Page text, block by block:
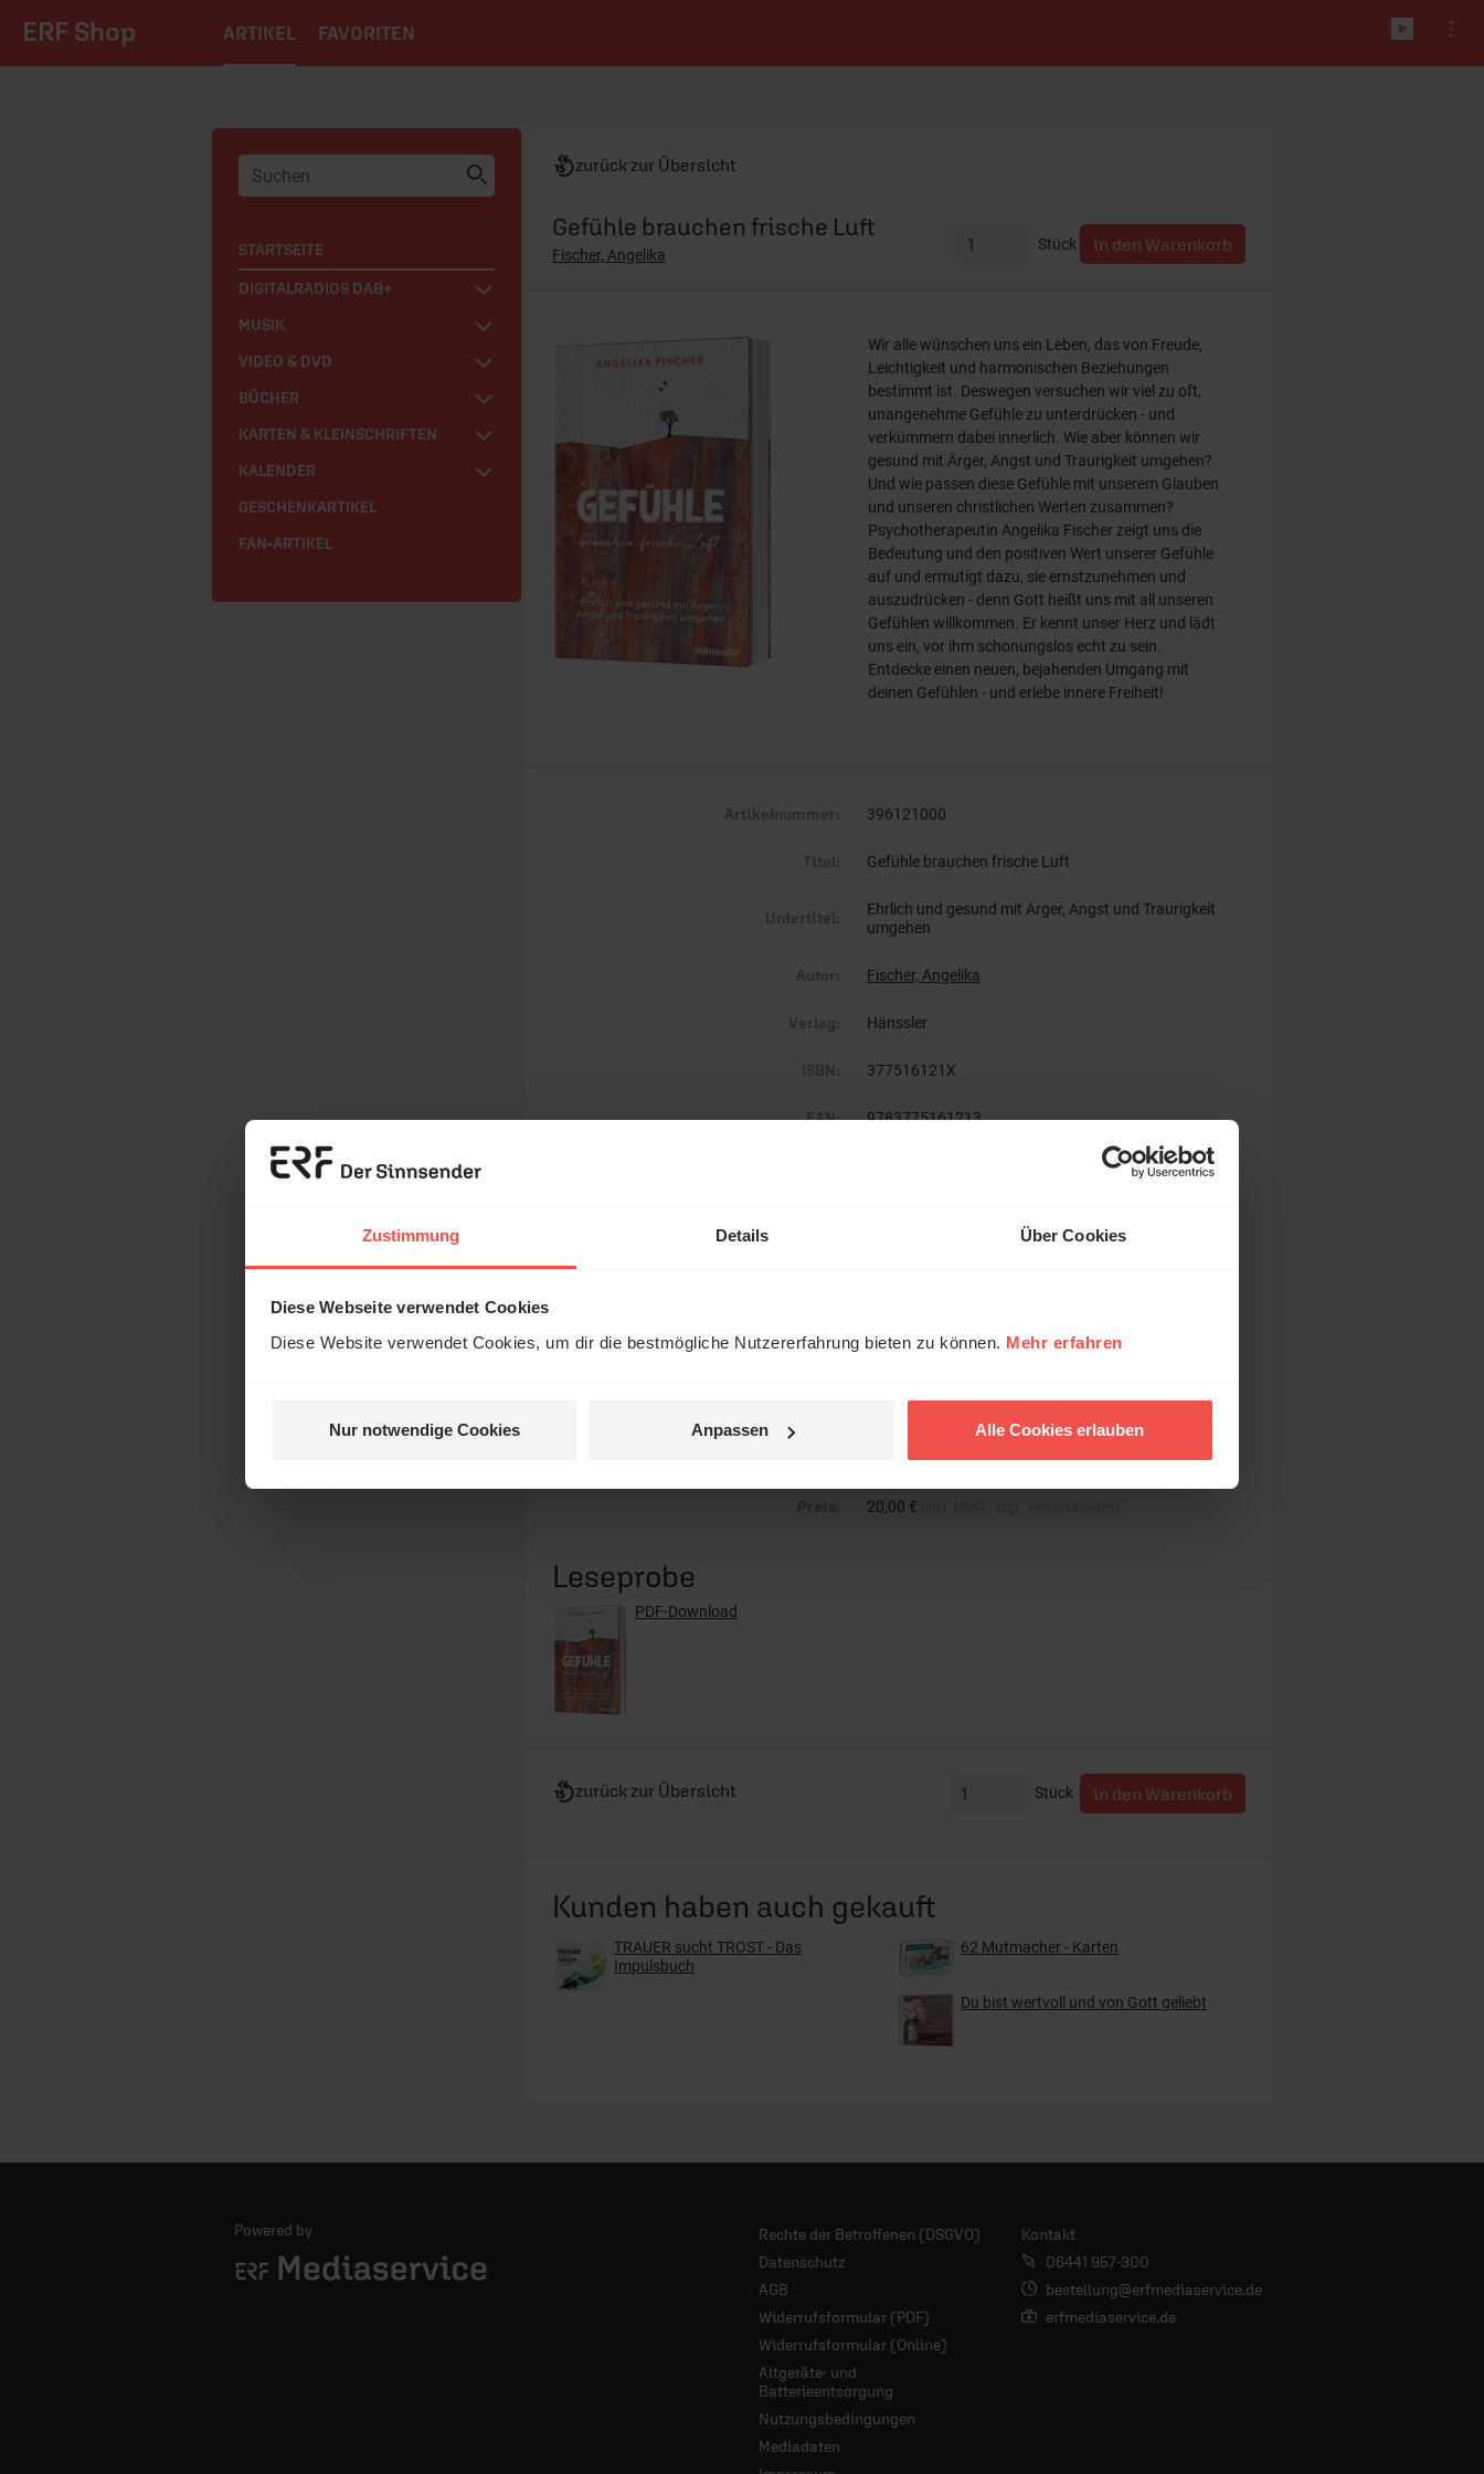
Zustimmung Details Über Cookies
Diese Webseite verwendet Cookies
Diese Website verwendet Cookies, um dir die bestmögliche Nutzererfahrung bieten zu können. Mehr erfahren
Nur notwendige Cookies Anpassen Alle Cookies erlauben
ERF Shop ARTIKEL FAVORITEN
STARTSEITE
DIGITALRADIOS DAB+
MUSIK
VIDEO & DVD
BÜCHER
KARTEN & KLEINSCHRIFTEN
KALENDER
GESCHENKARTIKEL
FAN-ARTIKEL
zurück zur Übersicht
Stück
Gefühle brauchen frische Luft
Fischer, Angelika
Wir alle wünschen uns ein Leben, das von Freude,
Leichtigkeit und harmonischen Beziehungen
bestimmt ist. Deswegen versuchen wir viel zu oft,
unangenehme Gefühle zu unterdrücken - und
verkümmern dabei innerlich. Wie aber können wir
gesund mit Ärger, Angst und Traurigkeit umgehen?
Und wie passen diese Gefühle mit unserem Glauben
und unseren christlichen Werten zusammen?
Psychotherapeutin Angelika Fischer zeigt uns die
Bedeutung und den positiven Wert unserer Gefühle
auf und ermutigt dazu, sie ernstzunehmen und
auszudrücken - denn Gott heißt uns mit all unseren
Gefühlen willkommen. Er kennt unser Herz und lädt
uns ein, vor ihm schonungslos echt zu sein.
Entdecke einen neuen, bejahenden Umgang mit
deinen Gefühlen - und erlebe innere Freiheit!
Artikelnummer: 396121000
Titel: Gefühle brauchen frische Luft
Untertitel:
Ehrlich und gesund mit Ärger, Angst und Traurigkeit
umgehen
Autor: Fischer, Angelika
Verlag: Hänssler
ISBN: 377516121X
EAN: 9783775161213
lieferbar
20,00 €
Leseprobe
PDF-Download
Stück
zurück zur Übersicht
Kunden haben auch gekauft
TRAUER sucht TROST - Das
Impulsbuch
62 Mutmacher - Karten
Du bist wertvoll und von Gott geliebt
Powered by
Rechte der Betroffenen (DSGVO)
Datenschutz
AGB
Widerrufsformular (PDF)
Widerrufsformular (Online)
Altgeräte- und
Batterieentsorgung
Nutzungsbedingungen
Mediadaten
Kontakt
06441 957-300
bestellung@erfmediaservice.de
erfmediaservice.de